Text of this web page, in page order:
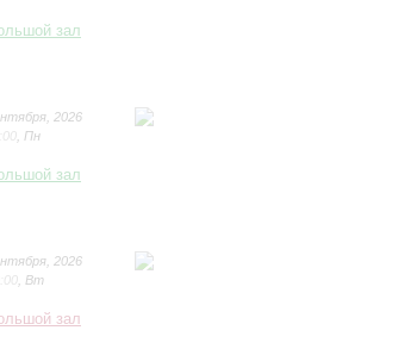
зал
2026
Пн
зал
2026
Вт
зал